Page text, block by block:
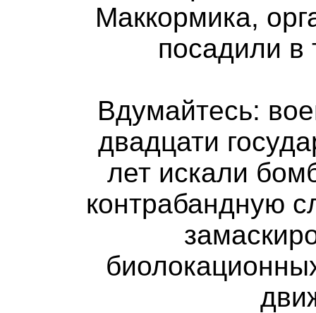
Маккормика,
посадили в
Вдумайтесь:
двадцати
лет искали
контрабандную